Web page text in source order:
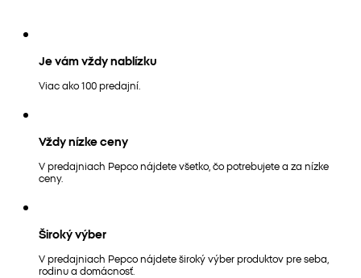
Je vám vždy nablízku
Viac ako 100 predajní.
Vždy nízke ceny
V predajniach Pepco nájdete všetko, čo potrebujete a za nízke
ceny.
Široký výber
V predajniach Pepco nájdete široký výber produktov pre seba,
rodinu a domácnosť.